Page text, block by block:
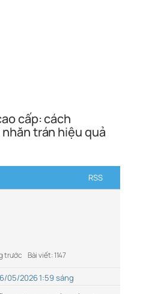
cấp: cách
trán hiệu quả
RSS
trước Bài viết: 1147
05/2026 1:59 sáng